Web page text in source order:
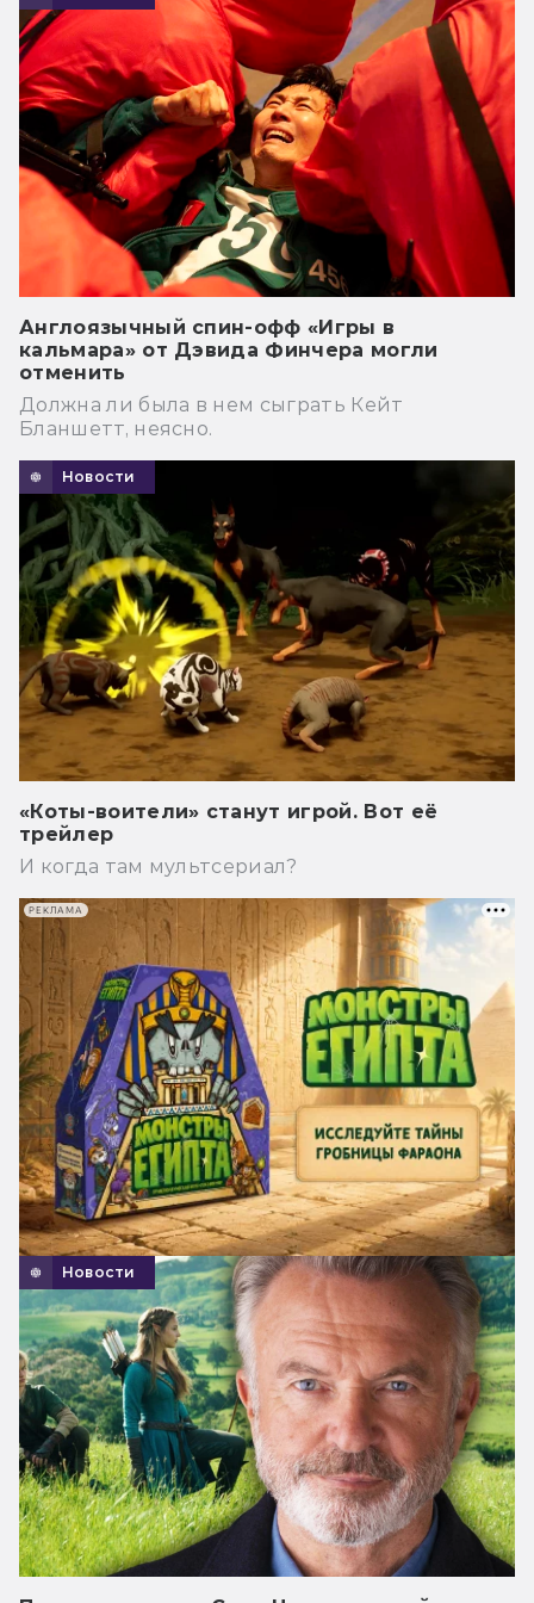
Англоязычный спин-офф «Игры в
кальмара» от Дэвида Финчера могли
отменить
Должна ли была в нем сыграть Кейт
Бланшетт, неясно.
Новости
«Коты-воители» станут игрой. Вот её
трейлер
И когда там мультсериал?
Новости
РЕКЛАМА